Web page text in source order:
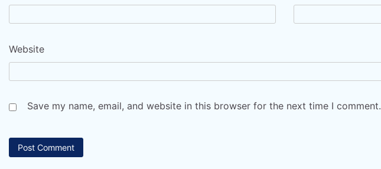
Website
Save my name, email, and website in this browser for the next time I comment.